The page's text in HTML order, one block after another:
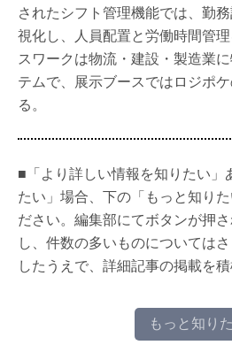
されたシフト管理機能では、勤
視化し、人員配置と労働時間管
スワークは物流・建設・製造業
テムで、展示ブースではロジポ
る。
■「より詳しい情報を知りたい」
たい」場合、下の「もっと知り
ださい。編集部にてボタンが押
し、件数の多いものについては
したうえで、詳細記事の掲載を積
もっと知り